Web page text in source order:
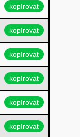
kopírovat
kopírovat
kopírovat
kopírovat
kopírovat
kopírovat